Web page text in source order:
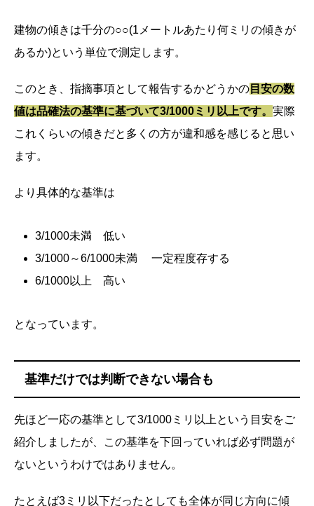
建物の傾きは千分の○○(1メートルあたり何ミリの傾きが
あるか)という単位で測定します。
このとき、指摘事項として報告するかどうかの 目安の数
値は品確法の基準に基づいて3/1000ミリ以上です。 実際
これくらいの傾きだと多くの方が違和感を感じると思い
ます。
より具体的な基準は
3/1000未満 低い
3/1000～6/1000未満 一定程度存する
6/1000以上 高い
となっています。
基準だけでは判断できない場合も
先ほど一応の基準として3/1000ミリ以上という目安をご
紹介しましたが、この基準を下回っていれば必ず問題が
ないというわけではありません。
たとえば3ミリ以下だったとしても全体が同じ方向に傾